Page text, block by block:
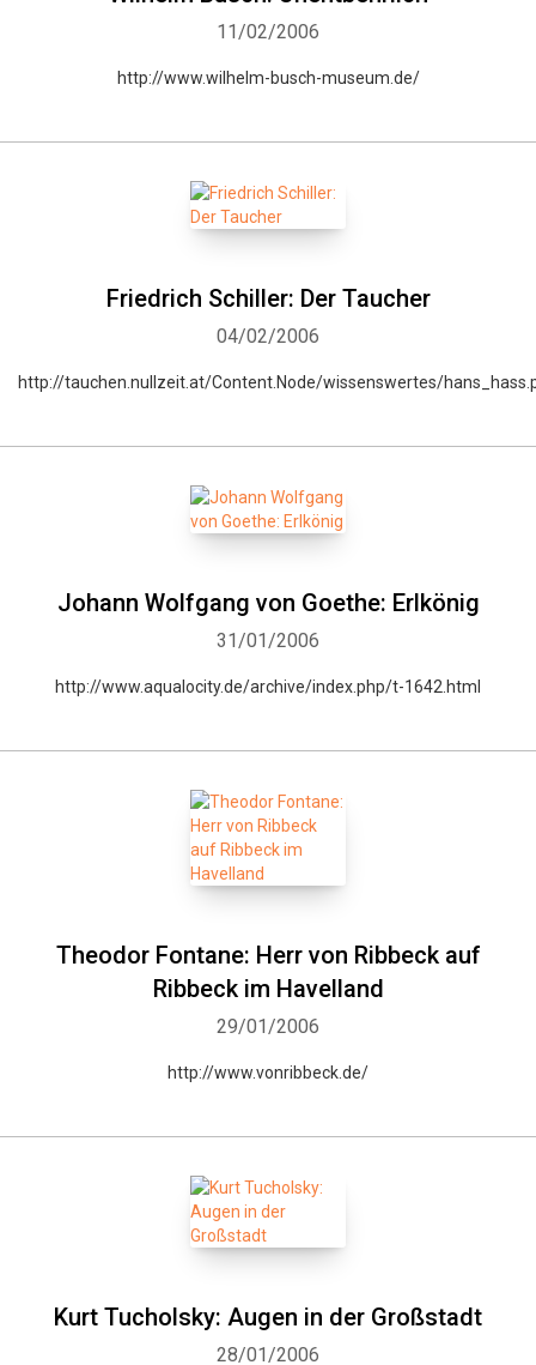
11/02/2006
http://www.wilhelm-busch-museum.de/
Friedrich Schiller: Der Taucher
04/02/2006
http://tauchen.nullzeit.at/Content.Node/wissenswertes/
Johann Wolfgang von Goethe: Erlkönig
31/01/2006
http://www.aqualocity.de/archive/index.php/t-1642.html
Theodor Fontane: Herr von Ribbeck auf
Ribbeck im Havelland
29/01/2006
http://www.vonribbeck.de/
Kurt Tucholsky: Augen in der Großstadt
28/01/2006
Facebook